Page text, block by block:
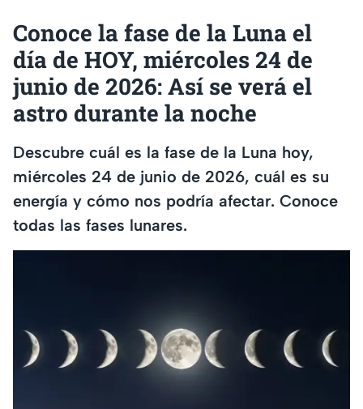
Conoce la fase de la Luna el
día de HOY, miércoles 24 de
junio de 2026: Así se verá el
astro durante la noche
Descubre cuál es la fase de la Luna hoy,
miércoles 24 de junio de 2026, cuál es su
energía y cómo nos podría afectar. Conoce
todas las fases lunares.